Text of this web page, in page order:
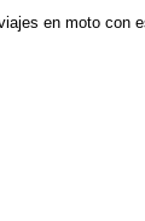
en moto con